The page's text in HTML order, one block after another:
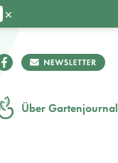
Über Gartenjournal
×